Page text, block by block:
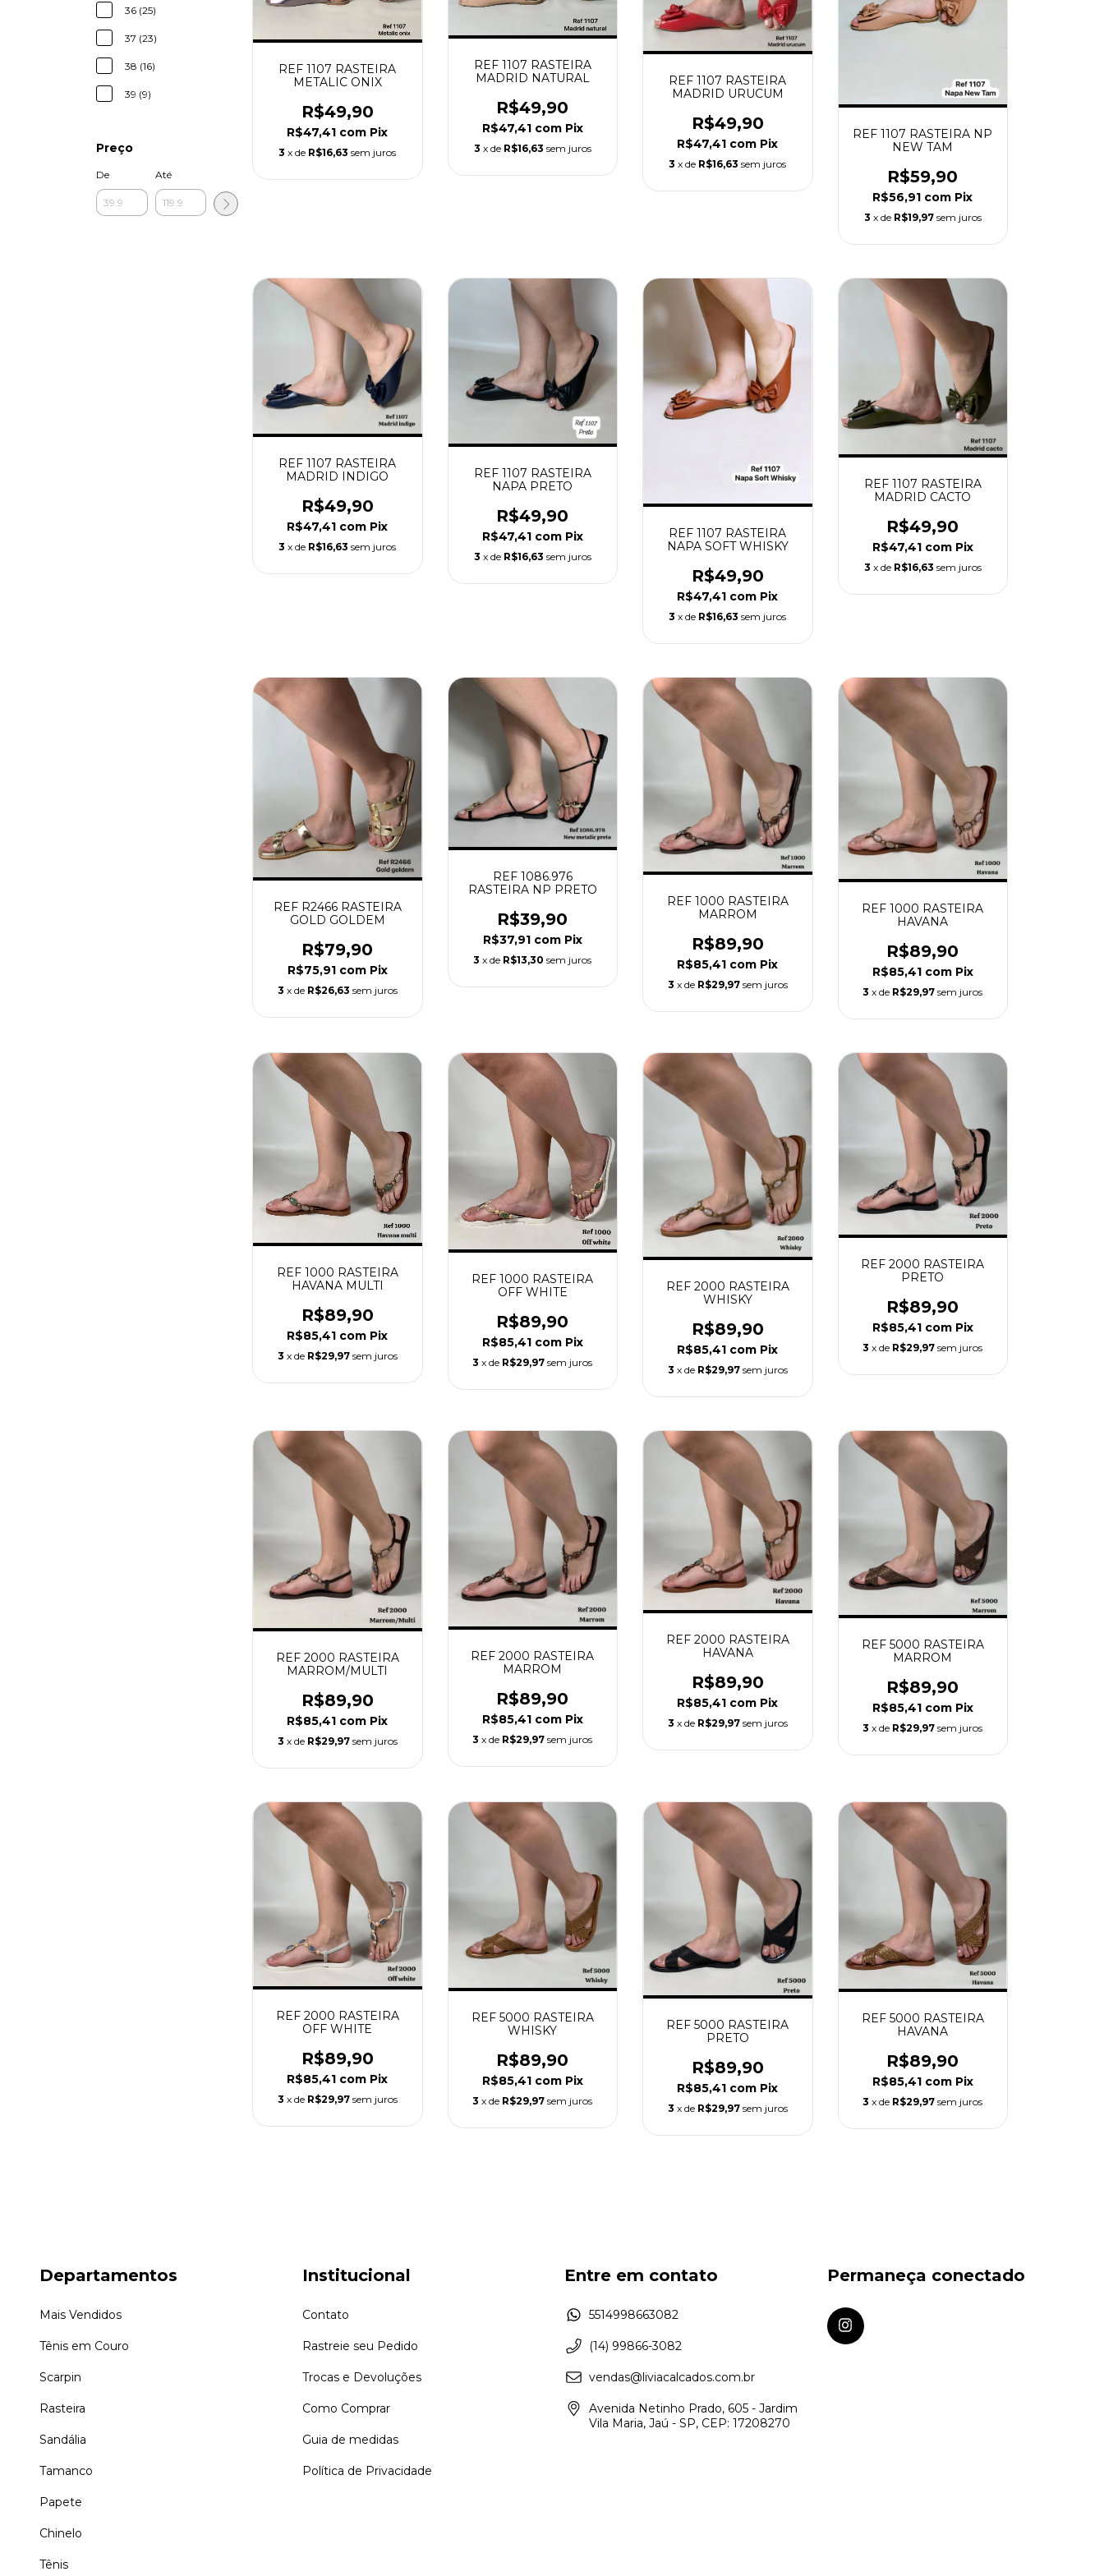
36 (25)
37 (23)
38 (16)
39 (9)
Preço
De Até
REF 1107 RASTEIRA
METALIC ONIX
R$49,90
R$47,41 com Pix
3 x de R$16,63 sem juros
REF 1107 RASTEIRA
MADRID NATURAL
R$49,90
R$47,41 com Pix
3 x de R$16,63 sem juros
REF 1107 RASTEIRA
MADRID URUCUM
R$49,90
R$47,41 com Pix
3 x de R$16,63 sem juros
REF 1107 RASTEIRA NP
NEW TAM
R$59,90
R$56,91 com Pix
3 x de R$19,97 sem juros
REF 1107 RASTEIRA
MADRID INDIGO
R$49,90
R$47,41 com Pix
3 x de R$16,63 sem juros
REF 1107 RASTEIRA
NAPA PRETO
R$49,90
R$47,41 com Pix
3 x de R$16,63 sem juros
REF 1107 RASTEIRA
NAPA SOFT WHISKY
R$49,90
R$47,41 com Pix
3 x de R$16,63 sem juros
REF 1107 RASTEIRA
MADRID CACTO
R$49,90
R$47,41 com Pix
3 x de R$16,63 sem juros
REF R2466 RASTEIRA
GOLD GOLDEM
R$79,90
R$75,91 com Pix
3 x de R$26,63 sem juros
REF 1086.976
RASTEIRA NP PRETO
R$39,90
R$37,91 com Pix
3 x de R$13,30 sem juros
REF 1000 RASTEIRA
MARROM
R$89,90
R$85,41 com Pix
3 x de R$29,97 sem juros
REF 1000 RASTEIRA
HAVANA
R$89,90
R$85,41 com Pix
3 x de R$29,97 sem juros
REF 1000 RASTEIRA
HAVANA MULTI
R$89,90
R$85,41 com Pix
3 x de R$29,97 sem juros
REF 1000 RASTEIRA
OFF WHITE
R$89,90
R$85,41 com Pix
3 x de R$29,97 sem juros
REF 2000 RASTEIRA
WHISKY
R$89,90
R$85,41 com Pix
3 x de R$29,97 sem juros
REF 2000 RASTEIRA
PRETO
R$89,90
R$85,41 com Pix
3 x de R$29,97 sem juros
REF 2000 RASTEIRA
MARROM/MULTI
R$89,90
R$85,41 com Pix
3 x de R$29,97 sem juros
REF 2000 RASTEIRA
MARROM
R$89,90
R$85,41 com Pix
3 x de R$29,97 sem juros
REF 2000 RASTEIRA
HAVANA
R$89,90
R$85,41 com Pix
3 x de R$29,97 sem juros
REF 5000 RASTEIRA
MARROM
R$89,90
R$85,41 com Pix
3 x de R$29,97 sem juros
REF 2000 RASTEIRA
OFF WHITE
R$89,90
R$85,41 com Pix
3 x de R$29,97 sem juros
REF 5000 RASTEIRA
WHISKY
R$89,90
R$85,41 com Pix
3 x de R$29,97 sem juros
REF 5000 RASTEIRA
PRETO
R$89,90
R$85,41 com Pix
3 x de R$29,97 sem juros
REF 5000 RASTEIRA
HAVANA
R$89,90
R$85,41 com Pix
3 x de R$29,97 sem juros
Departamentos
Mais Vendidos
Tênis em Couro
Scarpin
Rasteira
Sandália
Tamanco
Papete
Chinelo
Tênis
Institucional
Contato
Rastreie seu Pedido
Trocas e Devoluções
Como Comprar
Guia de medidas
Política de Privacidade
Entre em contato
5514998663082
(14) 99866-3082
vendas@liviacalcados.com.br
Avenida Netinho Prado, 605 - Jardim
Vila Maria, Jaú - SP, CEP: 17208270
Permaneça conectado